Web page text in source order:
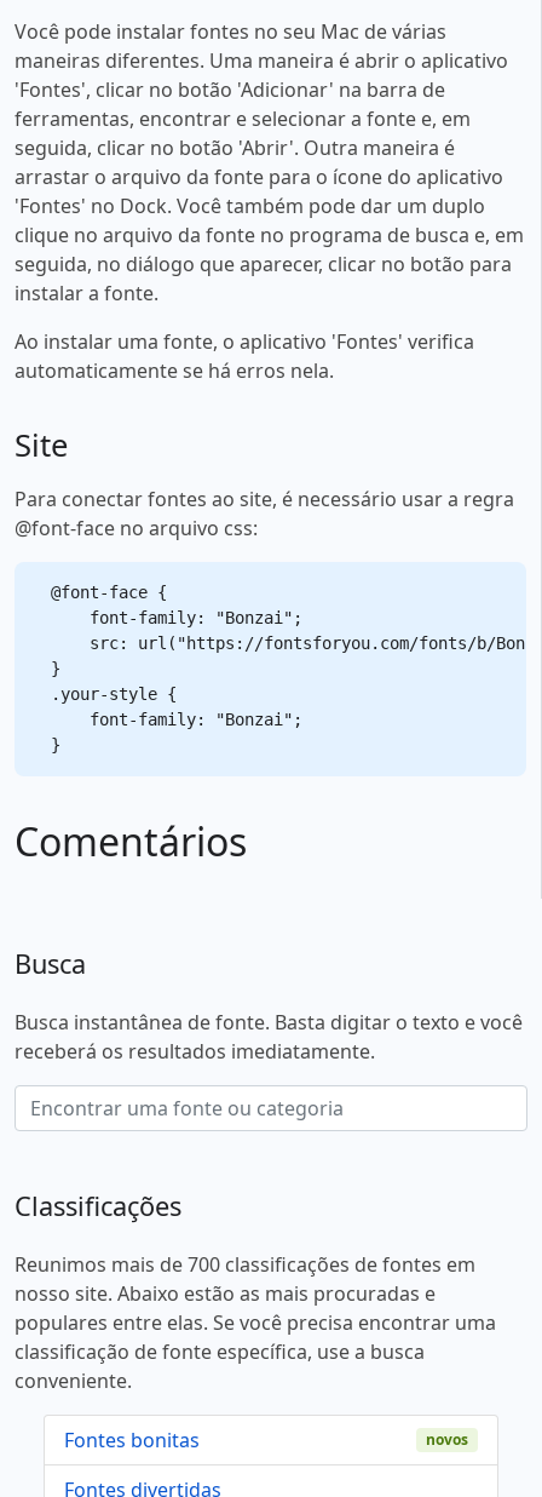
Você pode instalar fontes no seu Mac de várias
maneiras diferentes. Uma maneira é abrir o aplicativo
'Fontes', clicar no botão 'Adicionar' na barra de
ferramentas, encontrar e selecionar a fonte e, em
seguida, clicar no botão 'Abrir'. Outra maneira é
arrastar o arquivo da fonte para o ícone do aplicativo
'Fontes' no Dock. Você também pode dar um duplo
clique no arquivo da fonte no programa de busca e, em
seguida, no diálogo que aparecer, clicar no botão para
instalar a fonte.
Ao instalar uma fonte, o aplicativo 'Fontes' verifica
automaticamente se há erros nela.
Site
Para conectar fontes ao site, é necessário usar a regra
@font-face no arquivo css:
@font-face {
    font-family: "Bonzai";
src: url("https://fontsforyou.com/fonts/b/
}
.your-style {
    font-family: "Bonzai";
Comentários
Busca
Busca instantânea de fonte. Basta digitar o texto e você
receberá os resultados imediatamente.
Classificações
Reunimos mais de 700 classificações de fontes em
nosso site. Abaixo estão as mais procuradas e
populares entre elas. Se você precisa encontrar uma
classificação de fonte específica, use a busca
conveniente.
Fontes bonitas novos
Fontes divertidas